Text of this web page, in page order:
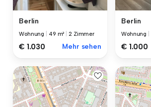
Berlin
Wohnung 49 m² |2 Zimmer
€ 1.030 Mehr sehen
Berlin
Wohnung
€ 1.000